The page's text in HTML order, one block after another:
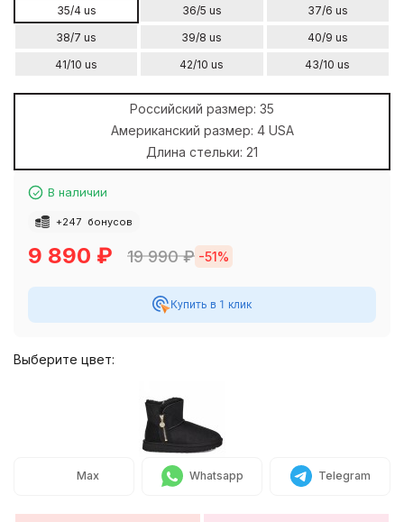
35/4 us 36/5 us
37/6 us
38/7 us
39/8 us
40/9 us
41/10 us
42/10 us 43/10 us
Российский размер: 35
Американский размер: 4 USA
Длина стельки: 21
В наличии
+247 бонусов
9 890 ₽ 19 990₽ -51%
Купить в 1 клик
Выберите цвет:
Max Whatsapp Telegram